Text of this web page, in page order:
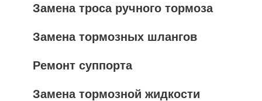
Замена троса ручного тормоза
Замена тормозных шлангов
Ремонт суппорта
Замена тормозной жидкости